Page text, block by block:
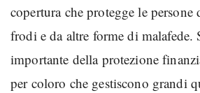
copertura che protegge le
frodi e da altre forme di malafede.
importante della protezione
per coloro che gestiscono grandi